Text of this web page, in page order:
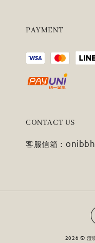
PAYMENT
CONTACT US
客服信箱：
2026 © 澄